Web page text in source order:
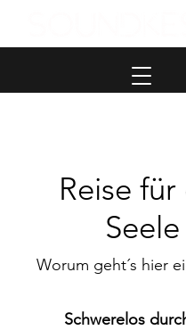
Reise
Seele
Worum geht´s hier
Schwerelos